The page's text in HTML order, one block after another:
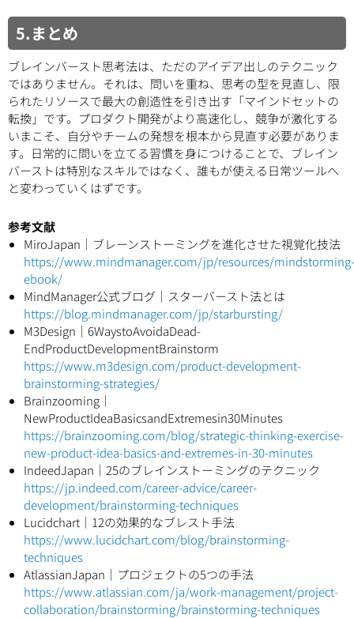
5.まとめ
ブレインバースト思考法は、ただのアイデア出しのテクニック
ではありません。それは、問いを重ね、思考の型を見直し、限
られたリソースで最大の創造性を引き出す「マインドセットの
転換」です。プロダクト開発がより高速化し、競争が激化する
いまこそ、自分やチームの発想を根本から見直す必要がありま
す。日常的に問いを立てる習慣を身につけることで、ブレイン
バーストは特別なスキルではなく、誰もが使える日常ツールへ
と変わっていくはずです。
参考文献
MiroJapan｜ブレーンストーミングを進化させた視覚化技法
https://www.mindmanager.com/jp/resources/mindstorming-
ebook/
MindManager公式ブログ｜スターバースト法とは
https://blog.mindmanager.com/jp/starbursting/
M3Design｜6WaystoAvoidaDead-
EndProductDevelopmentBrainstorm
https://www.m3design.com/product-development-
brainstorming-strategies/
Brainzooming｜
NewProductIdeaBasicsandExtremesin30Minutes
https://brainzooming.com/blog/strategic-thinking-exercise-
new-product-idea-basics-and-extremes-in-30-minutes
IndeedJapan｜25のブレインストーミングのテクニック
https://jp.indeed.com/career-advice/career-
development/brainstorming-techniques
Lucidchart｜12の効果的なブレスト手法
https://www.lucidchart.com/blog/brainstorming-
techniques
AtlassianJapan｜プロジェクトの5つの手法
https://www.atlassian.com/ja/work-management/project-
collaboration/brainstorming/brainstorming-techniques